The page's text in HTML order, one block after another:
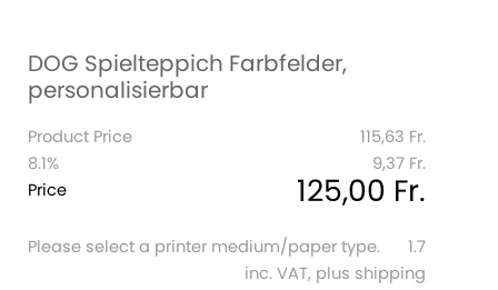
DOG Spielteppich Farbfelder,
personalisierbar
Product Price
115,63 Fr.
8.1%
9,37 Fr.
Price
125,00 Fr.
Please select a printer medium/paper type.
1.7
inc. VAT, plus shipping